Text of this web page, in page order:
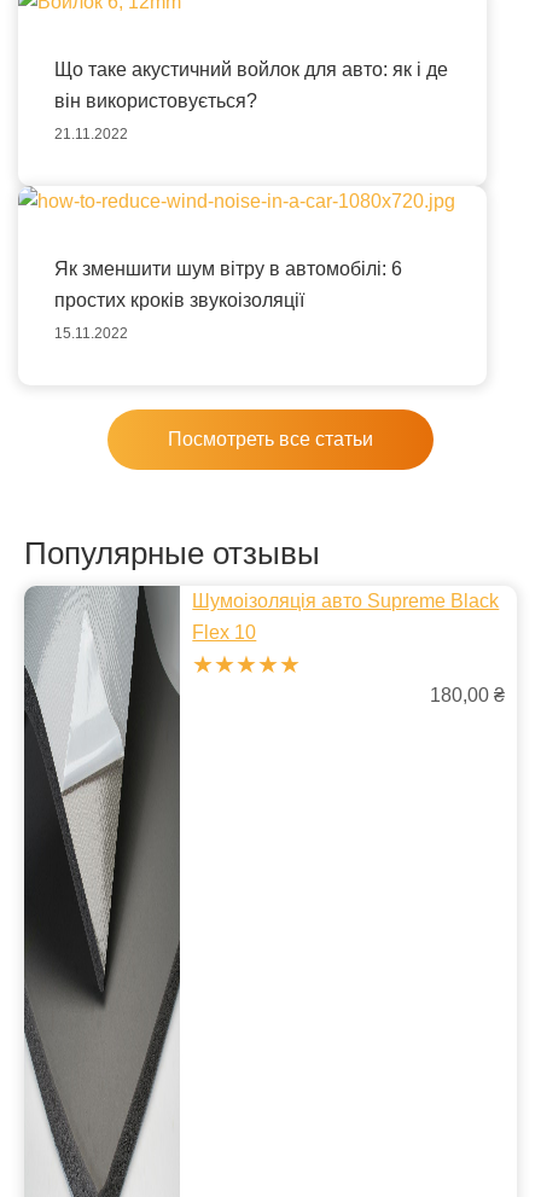
Що таке акустичний войлок для авто: як і де
він використовується?
21.11.2022
Як зменшити шум вітру в автомобілі: 6
простих кроків звукоізоляції
15.11.2022
Посмотреть все статьи
Популярные отзывы
Шумоізоляція авто Supreme Black
Flex 10
★★★★★
180,00 ₴